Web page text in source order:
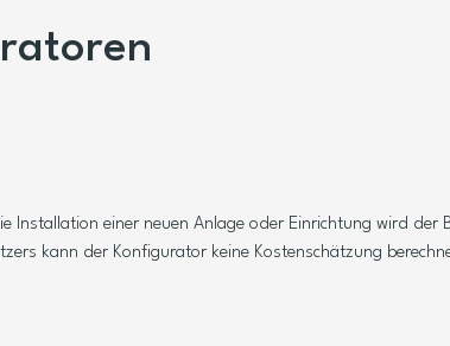
einer neuen Anlage oder Einrichtung wird der
kann der Konfigurator keine Kostenschätzung